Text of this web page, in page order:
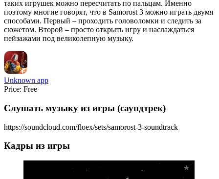
таких игрушек можно пересчитать по пальцам. Именно
поэтому многие говорят, что в Samorost 3 можно играть двумя
способами. Первый – проходить головоломки и следить за
сюжетом. Второй – просто открыть игру и наслаждаться
пейзажами под великолепную музыку.
Unknown app
Price: Free
Слушать музыку из игры (саундтрек)
https://soundcloud.com/floex/sets/samorost-3-soundtrack
Кадры из игры